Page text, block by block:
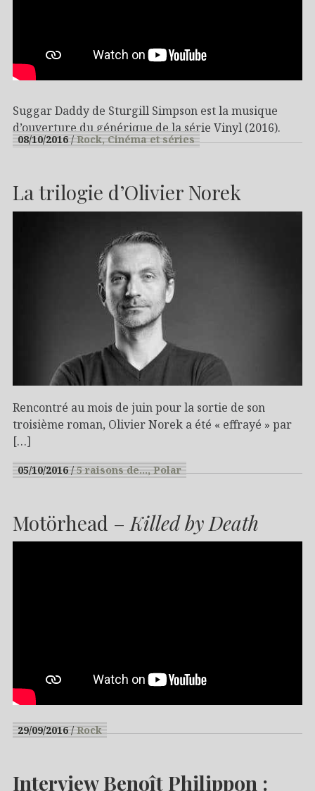
Suggar Daddy de Sturgill Simpson est la musique
d’ouverture du générique de la série Vinyl (2016).
08/10/2016 Rock Cinéma et séries
La trilogie d’Olivier Norek
Rencontré au mois de juin pour la sortie de son
troisième roman, Olivier Norek a été « effrayé » par
[…]
05/10/2016 5 raisons de… Polar
Motörhead – Killed by Death
29/09/2016 Rock
Interview Benoît Philippon :